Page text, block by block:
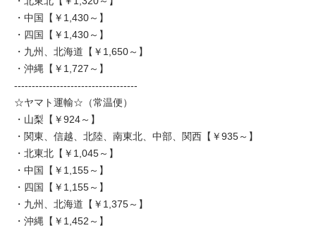
・中国【￥1,430～】
・四国【￥1,430～】
・九州、北海道【￥1,650～】
・沖縄【￥1,727～】
-----------------------------------
☆ヤマト運輸☆（常温便）
・山梨【￥924～】
・関東、信越、北陸、南東北、中部、関西【￥935～】
・北東北【￥1,045～】
・中国【￥1,155～】
・四国【￥1,155～】
・九州、北海道【￥1,375～】
・沖縄【￥1,452～】